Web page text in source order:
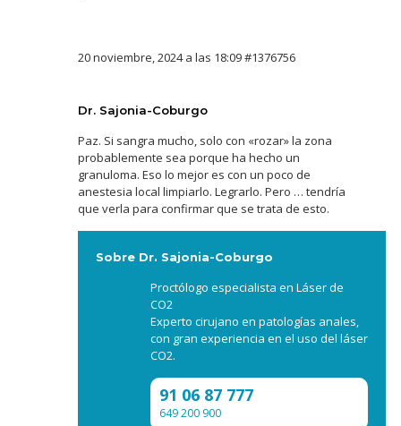
20 noviembre, 2024 a las 18:09#1376756
Dr. Sajonia-Coburgo
Paz. Si sangra mucho, solo con «rozar» la zona
probablemente sea porque ha hecho un
granuloma. Eso lo mejor es con un poco de
anestesia local limpiarlo. Legrarlo. Pero … tendría
que verla para confirmar que se trata de esto.
Sobre Dr. Sajonia-Coburgo
Proctólogo especialista en Láser de
CO2
Experto cirujano en patologías anales,
con gran experiencia en el uso del láser
CO2.
91 06 87 777
649 200 900